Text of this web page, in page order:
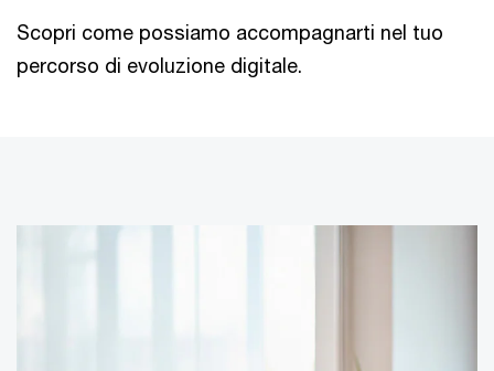
Scopri come possiamo accompagnarti nel tuo
percorso di evoluzione digitale.